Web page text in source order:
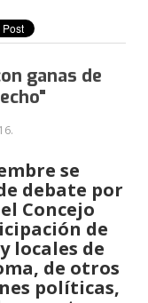
ganas de
.
se
debate por
Concejo
de
locales de
de otros
políticas,